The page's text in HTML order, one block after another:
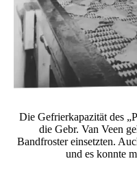
Die Gefrierkapazität des
die Gebr. Van Veen
Bandfroster einsetzten.
und es konnte